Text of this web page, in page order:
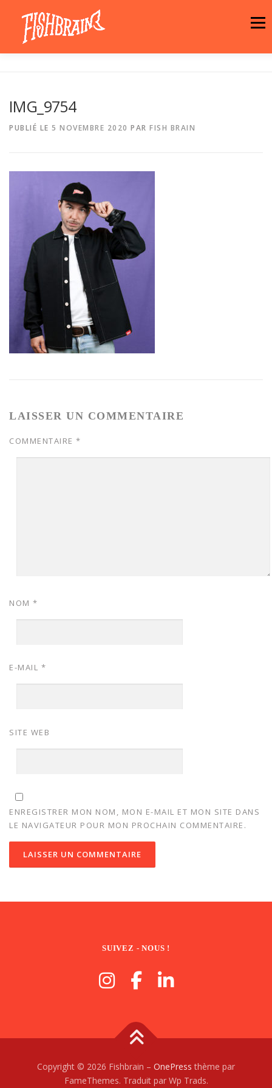
contenu
Menu
LA BOUTIQUE
IMG_9754
PUBLIÉ LE 5 NOVEMBRE 2020 PAR FISH BRAIN
LAISSER UN COMMENTAIRE
COMMENTAIRE *
NOM *
E-MAIL *
SITE WEB
ENREGISTRER MON NOM, MON E-MAIL ET MON SITE DANS
LE NAVIGATEUR POUR MON PROCHAIN COMMENTAIRE.
SUIVEZ - NOUS !
Copyright © 2026 Fishbrain – OnePress thème par
FameThemes. Traduit par Wp Trads.